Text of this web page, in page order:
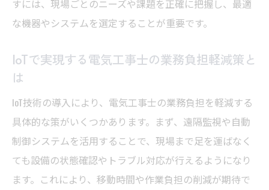
すには、現場ごとのニーズや課題を正確に把握し、最適
な機器やシステムを選定することが重要です。
IoTで実現する電気工事士の業務負担軽減策と
は
IoT技術の導入により、電気工事士の業務負担を軽減する
具体的な策がいくつかあります。まず、遠隔監視や自動
制御システムを活用することで、現場まで足を運ばなく
ても設備の状態確認やトラブル対応が行えるようになり
ます。これにより、移動時間や作業負担の削減が期待で